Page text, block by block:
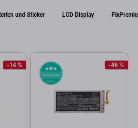
und Sticker LCD Display
-14 % -46 %